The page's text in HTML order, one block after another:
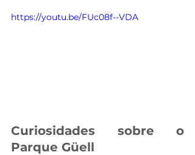
https://youtu.be/FUc08f--VDA
Curiosidades sobre o
Parque Güell